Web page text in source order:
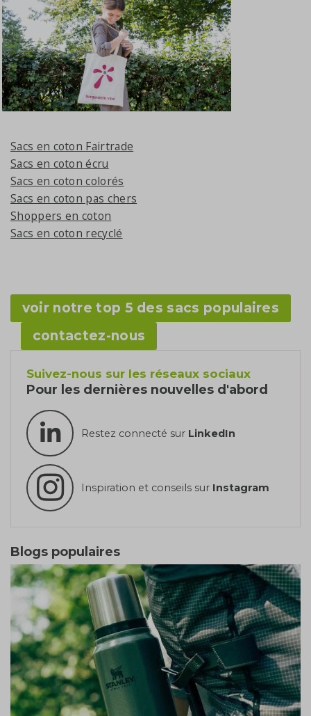
Sacs en coton Fairtrade
Sacs en coton écru
Sacs en coton colorés
Sacs en coton pas chers
Shoppers en coton
Sacs en coton recyclé
voir notre top 5 des sacs populaires
contactez-nous
Suivez-nous sur les réseaux sociaux
Pour les dernières nouvelles d'abord
Restez connecté sur LinkedIn
Inspiration et conseils sur Instagram
Blogs populaires